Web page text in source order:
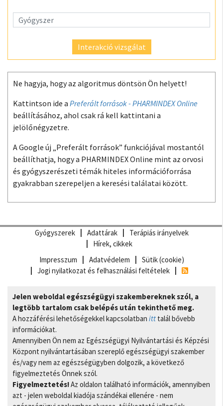
Interakció vizsgálat
Ne hagyja, hogy az algoritmus döntsön Ön helyett!
Kattintson ide a Preferált források - PHARMINDEX Online
beállításához, ahol csak rá kell kattintani a
jelölőnégyzetre.
A Google új „Preferált források” funkciójával mostantól
beállíthatja, hogy a PHARMINDEX Online mint az orvosi
és gyógyszerészeti témák hiteles információforrása
gyakrabban szerepeljen a keresési találatai között.
Gyógyszerek Adattárak
Terápiás irányelvek
Hírek, cikkek
Impresszum
Adatvédelem
Sütik (cookie)
Jogi nyilatkozat és felhasználási feltételek
Jelen weboldal egészségügyi szakembereknek szól, a
legtöbb tartalom csak belépés után tekinthető meg.
A hozzáférési lehetőségekkel kapcsolatban itt talál bővebb
információkat.
Amennyiben Ön nem az Egészségügyi Nyilvántartási és Képzési
Központ nyilvántartásában szereplő egészségügyi szakember
és/vagy nem az egészségügyben dolgozik, a következő
figyelmeztetés Önnek szól.
Figyelmeztetés!Az oldalon található információk, amennyiben
azt - jelen weboldal kiadója szándékai ellenére - nem